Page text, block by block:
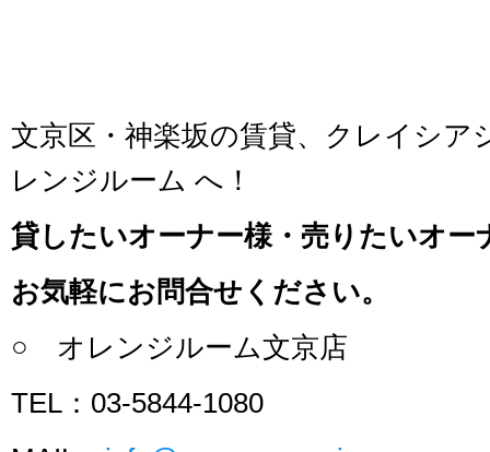
文京区・神楽坂の賃貸、クレイシア
レンジルーム へ！
貸したいオーナー様・売りたいオー
お気軽にお問合せください。
○ オレンジルーム文京店
TEL：03-5844-1080